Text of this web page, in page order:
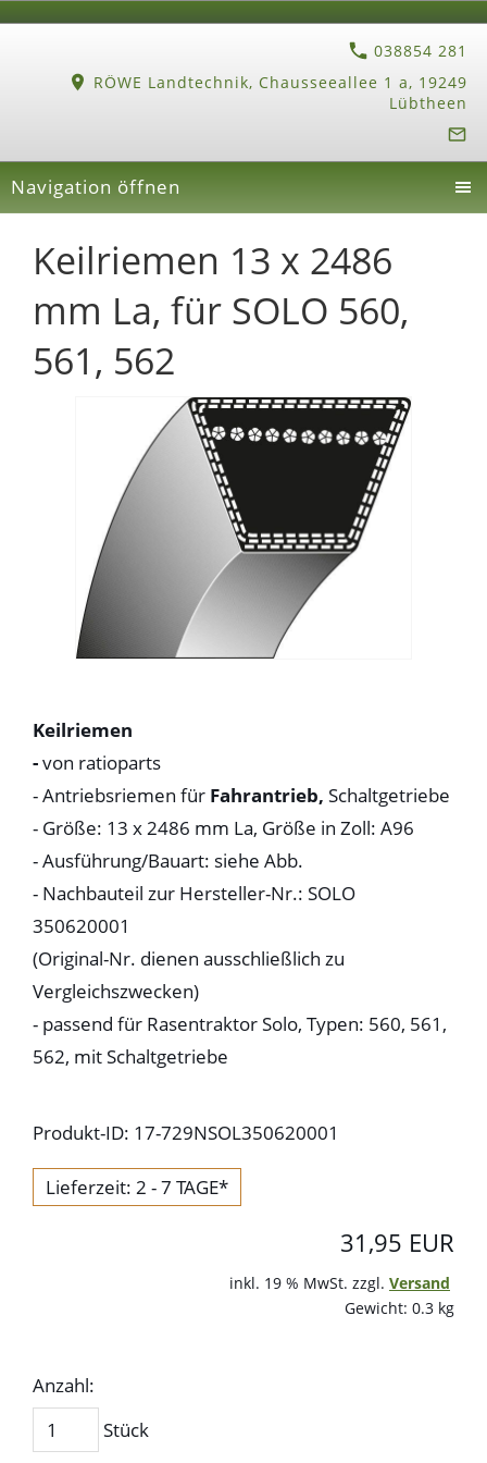
038854 281
RÖWE Landtechnik, Chausseeallee 1 a, 19249
Lübtheen
Navigation öffnen
Keilriemen 13 x 2486
mm La, für SOLO 560,
561, 562
Keilriemen
-von ratioparts
- Antriebsriemen für Fahrantrieb, Schaltgetriebe
- Größe: 13 x 2486 mm La, Größe in Zoll: A96
- Ausführung/Bauart: siehe Abb.
- Nachbauteil zur Hersteller-Nr.: SOLO
350620001
(Original-Nr. dienen ausschließlich zu
Vergleichszwecken)
- passend für Rasentraktor Solo, Typen: 560, 561,
562, mit Schaltgetriebe
Produkt-ID: 17-729NSOL350620001
Lieferzeit: 2 - 7 TAGE*
31,95 EUR
inkl. 19 % MwSt. zzgl. Versand
Gewicht: 0.3 kg
Anzahl:
Stück